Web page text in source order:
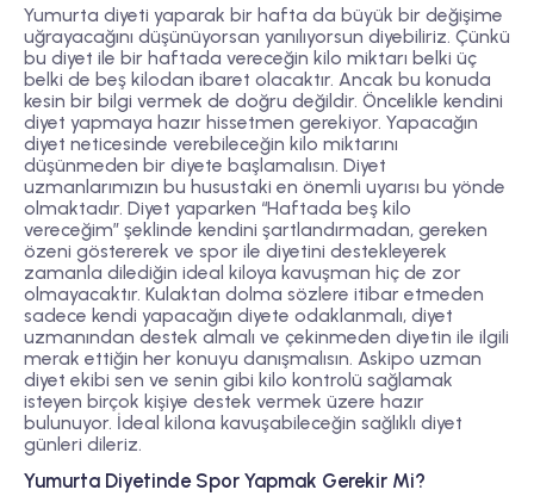
Yumurta diyeti yaparak bir hafta da büyük bir değişime
uğrayacağını düşünüyorsan yanılıyorsun diyebiliriz. Çünkü
bu diyet ile bir haftada vereceğin kilo miktarı belki üç
belki de beş kilodan ibaret olacaktır. Ancak bu konuda
kesin bir bilgi vermek de doğru değildir. Öncelikle kendini
diyet yapmaya hazır hissetmen gerekiyor. Yapacağın
diyet neticesinde verebileceğin kilo miktarını
düşünmeden bir diyete başlamalısın. Diyet
uzmanlarımızın bu husustaki en önemli uyarısı bu yönde
olmaktadır. Diyet yaparken “Haftada beş kilo
vereceğim” şeklinde kendini şartlandırmadan, gereken
özeni göstererek ve spor ile diyetini destekleyerek
zamanla dilediğin ideal kiloya kavuşman hiç de zor
olmayacaktır. Kulaktan dolma sözlere itibar etmeden
sadece kendi yapacağın diyete odaklanmalı, diyet
uzmanından destek almalı ve çekinmeden diyetin ile ilgili
merak ettiğin her konuyu danışmalısın. Askipo uzman
diyet ekibi sen ve senin gibi kilo kontrolü sağlamak
isteyen birçok kişiye destek vermek üzere hazır
bulunuyor. İdeal kilona kavuşabileceğin sağlıklı diyet
günleri dileriz.
Yumurta Diyetinde Spor Yapmak Gerekir Mi?